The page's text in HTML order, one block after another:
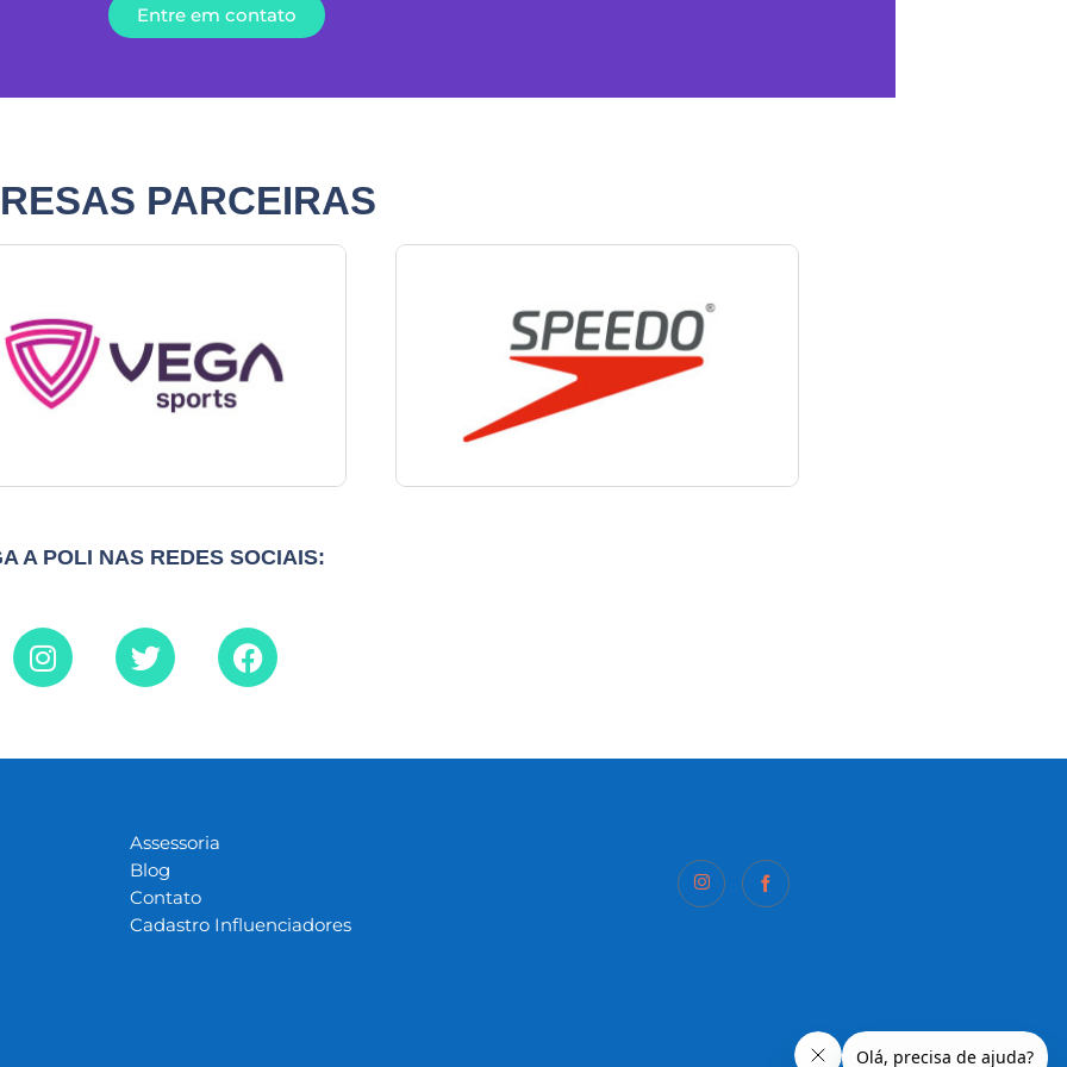
Entre em contato
PARCEIRAS
A POLI NAS REDES SOCIAIS:
Assessoria
Blog
Contato
Cadastro Influenciadores